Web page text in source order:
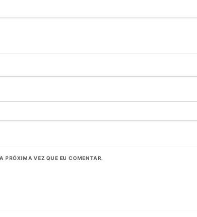
PRÓXIMA VEZ QUE EU COMENTAR.